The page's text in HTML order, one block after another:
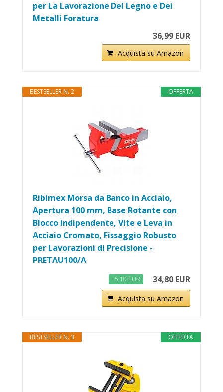
per La Lavorazione Del Legno e Dei
Metalli Foratura
36,99 EUR
Acquista su Amazon
OFFERTA
BESTSELLER N. 2
Ribimex Morsa da Banco in Acciaio,
Apertura 100 mm, Base Rotante con
Blocco Indipendente, Vite e Leva in
Acciaio Cromato, Fissaggio Robusto
per Lavorazioni di Precisione -
PRETAU100/A
−5,10 EUR 34,80 EUR
Acquista su Amazon
OFFERTA
BESTSELLER N. 3